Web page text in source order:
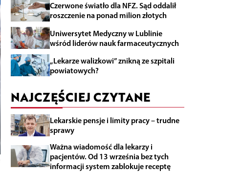
Czerwone światło dla NFZ. Sąd oddalił
roszczenie na ponad milion złotych
Uniwersytet Medyczny w Lublinie
wśród liderów nauk farmaceutycznych
„Lekarze walizkowi” znikną ze szpitali
powiatowych?
NAJCZĘŚCIEJ CZYTANE
Lekarskie pensje i limity pracy – trudne
sprawy
Ważna wiadomość dla lekarzy i
pacjentów. Od 13 września bez tych
informacji system zablokuje receptę